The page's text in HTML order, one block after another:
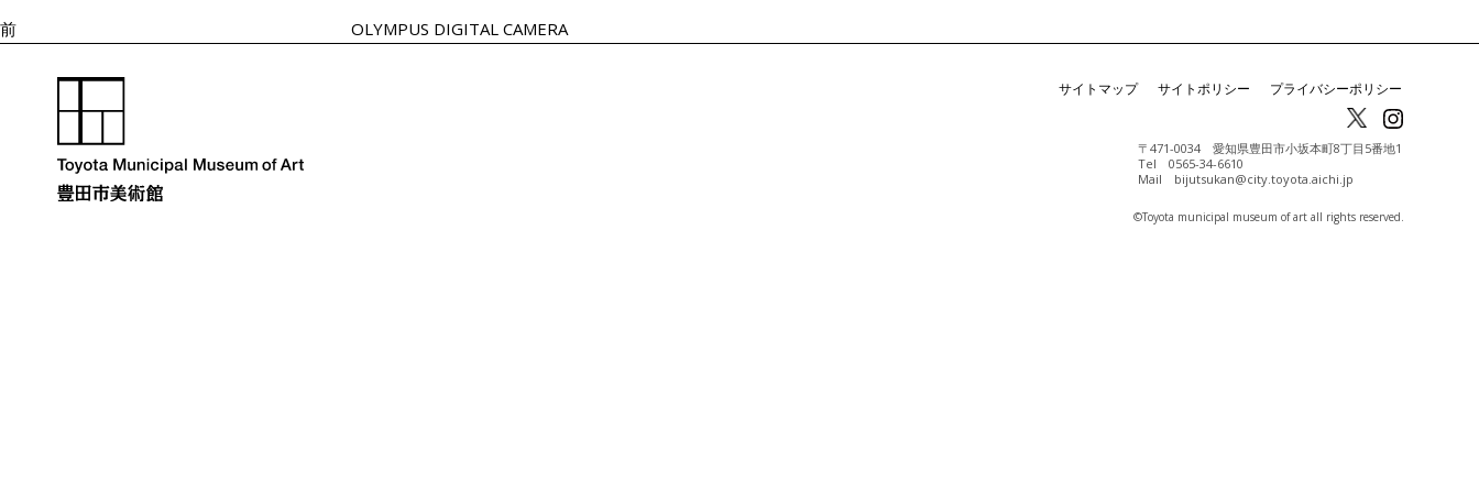
シ
前
OLYMPUS DIGITAL CAMERA
サイトマップ サイトポリシー プライバシーポリシー
〒471-0034 愛知県豊田市小坂本町8丁目5番地1
Tel 0565-34-6610
Mail bijutsukan@city.toyota.aichi.jp
©️Toyota municipal museum of art all rights reserved.